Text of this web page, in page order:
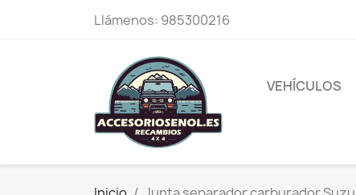
Llámenos: 985300216
VEHÍCULOS